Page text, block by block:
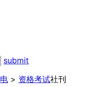
submit
> 资格考试社刊